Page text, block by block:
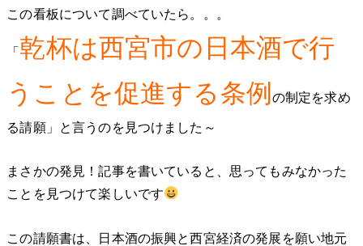
この看板について調べていたら。。。
「乾杯は西宮市の日本酒で行
うことを促進する条例 の制定を求め
る請願」と言うのを見つけました～
まさかの発見！記事を書いていると、思ってもみなかった
ことを見つけて楽しいです
この請願書は、日本酒の振興と西宮経済の発展を願い地元